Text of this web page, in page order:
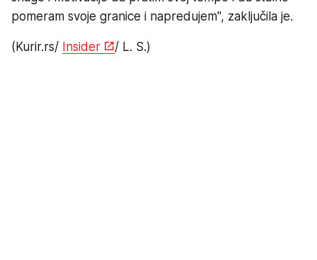
pomeram svoje granice i napredujem", zaključila je.
(Kurir.rs/ Insider / L. S.)